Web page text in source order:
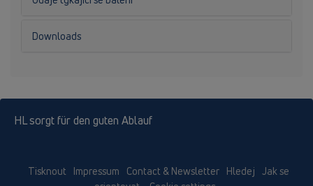
Downloads
HL sorgt für den guten Ablauf
Tisknout Impressum Contact & Newsletter Hledej Jak se